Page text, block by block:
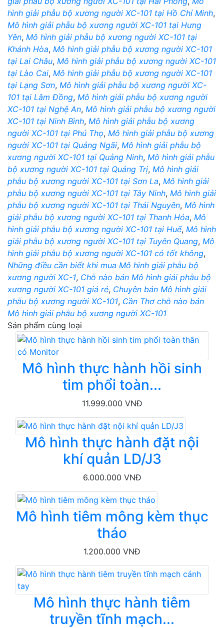
hình giải phẫu bộ xương người XC-101 tại Hồ Chí Minh,
Mô hình giải phẫu bộ xương người XC-101 tại Hưng
Yên, Mô hình giải phẫu bộ xương người XC-101 tại
Khánh Hòa, Mô hình giải phẫu bộ xương người XC-101
tại Lai Châu, Mô hình giải phẫu bộ xương người XC-101
tại Lào Cai, Mô hình giải phẫu bộ xương người XC-101
tại Lạng Sơn, Mô hình giải phẫu bộ xương người XC-
101 tại Lâm Đồng, Mô hình giải phẫu bộ xương người
XC-101 tại Nghệ An, Mô hình giải phẫu bộ xương người
XC-101 tại Ninh Bình, Mô hình giải phẫu bộ xương
người XC-101 tại Phú Thọ, Mô hình giải phẫu bộ xương
người XC-101 tại Quảng Ngãi, Mô hình giải phẫu bộ
xương người XC-101 tại Quảng Ninh, Mô hình giải phẫu
bộ xương người XC-101 tại Quảng Trị, Mô hình giải
phẫu bộ xương người XC-101 tại Sơn La, Mô hình giải
phẫu bộ xương người XC-101 tại Tây Ninh, Mô hình giải
phẫu bộ xương người XC-101 tại Thái Nguyên, Mô hình
giải phẫu bộ xương người XC-101 tại Thanh Hóa, Mô
hình giải phẫu bộ xương người XC-101 tại Huế, Mô hình
giải phẫu bộ xương người XC-101 tại Tuyên Quang, Mô
hình giải phẫu bộ xương người XC-101 có tốt không,
Những điều cần biết khi mua Mô hình giải phẫu bộ
xương người XC-1, Chỗ nào bán Mô hình giải phẫu bộ
xương người XC-101 giá rẻ, Chuyên bán Mô hình giải
phẫu bộ xương người XC-101, Cần Thơ chỗ nào bán
Mô hình giải phẫu bộ xương người XC-101
Sản phẩm cùng loại
Mô hình thực hành hồi sinh
tim phổi toàn...
11.999.000 VNĐ
Mô hình thực hành đặt nội
khí quản LD/J3
6.000.000 VNĐ
Mô hình tiêm mông kèm thục
tháo
1.200.000 VNĐ
Mô hình thực hành tiêm
truyền tĩnh mạch...